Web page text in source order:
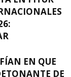
EN QUE
DE